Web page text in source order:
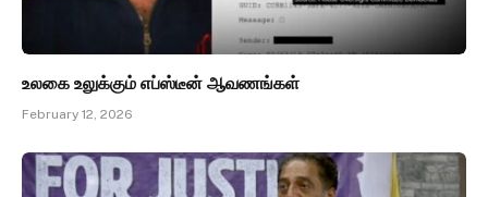
உலகை உலுக்கும் எப்ஸ்டீன் ஆவணங்கள்
February 12, 2026